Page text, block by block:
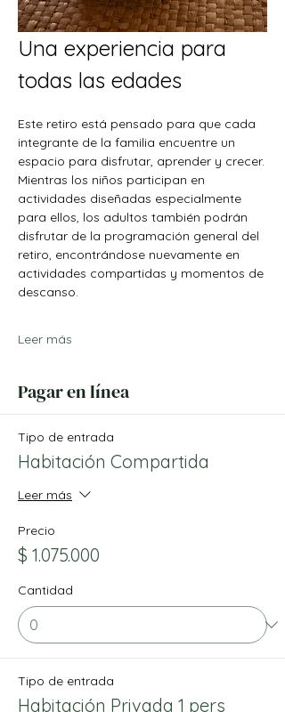
Una experiencia para
todas las edades
Este retiro está pensado para que cada
integrante de la familia encuentre un
espacio para disfrutar, aprender y crecer.
Mientras los niños participan en
actividades diseñadas especialmente
para ellos, los adultos también podrán
disfrutar de la programación general del
retiro, encontrándose nuevamente en
actividades compartidas y momentos de
descanso.
Leer más
Pagar en línea
Tipo de entrada
Habitación Compartida
Leer más
Precio
$ 1.075.000
Cantidad
Tipo de entrada
Habitación Privada 1 pers